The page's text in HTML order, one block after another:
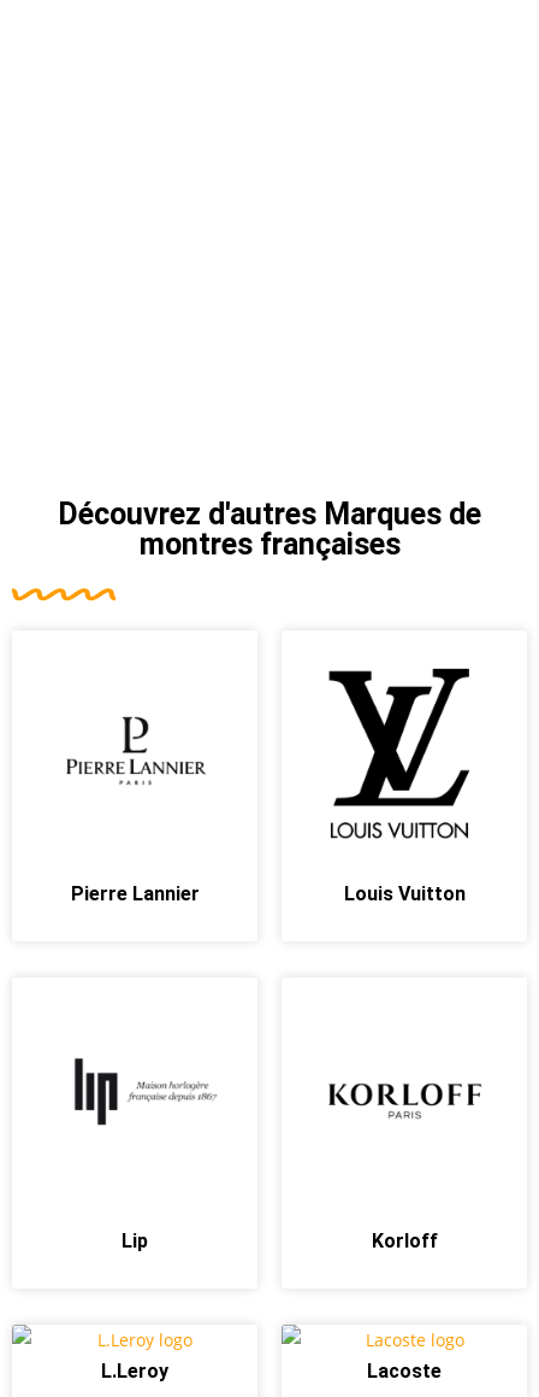
Découvrez d'autres Marques de
montres françaises
Pierre Lannier Louis Vuitton
Lip Korloff
L.Leroy Lacoste